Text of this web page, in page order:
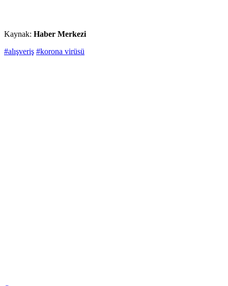
Kaynak: Haber Merkezi
#alışveriş #korona virüsü